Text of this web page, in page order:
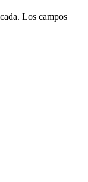
Los campos